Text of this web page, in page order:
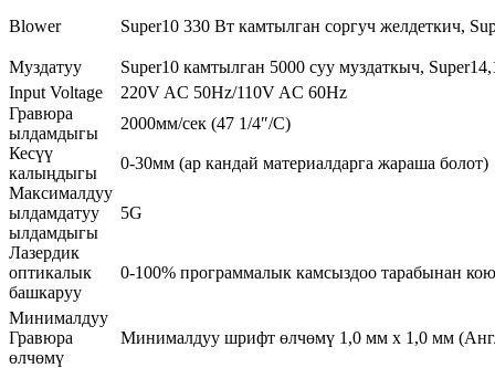
Blower
Super10 330 Вт камтылган соргуч желдеткич,
Муздатуу
Super10 камтылган 5000 суу муздаткыч,
Input Voltage
220V AC 50Hz/110V AC 60Hz
Гравюра
ылдамдыгы
2000мм/сек (47 1/4″/С)
Кесүү
калыңдыгы
0-30мм (ар кандай материалдарга жараша болот)
Максималдуу
ылдамдатуу
ылдамдыгы
5G
Лазердик
оптикалык
башкаруу
0-100% программалык камсыздоо тарабынан
Минималдуу
Гравюра
өлчөмү
Минималдуу шрифт өлчөмү 1,0 мм x 1,0 мм